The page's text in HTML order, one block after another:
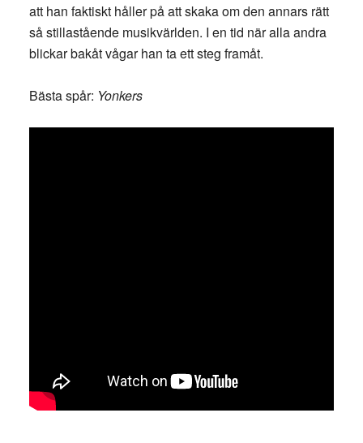
att han faktiskt håller på att skaka om den annars rätt
så stillastående musikvärlden. I en tid när alla andra
blickar bakåt vågar han ta ett steg framåt.
Bästa spår: Yonkers